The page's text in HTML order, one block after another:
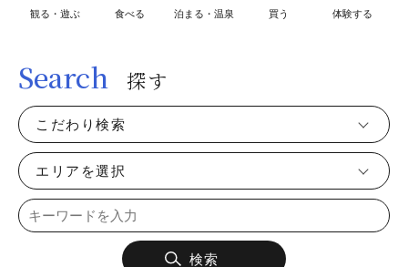
観る・遊ぶ 食べる 泊まる・温泉 買う 体験する
Search 探す
こだわり検索
エリアを選択
検索